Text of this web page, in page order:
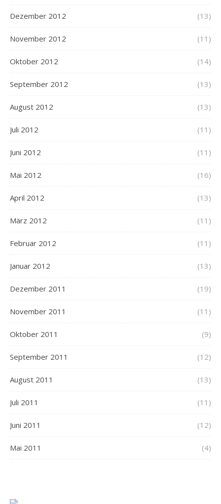
Dezember 2012 (13)
November 2012 (11)
Oktober 2012 (14)
September 2012 (13)
August 2012 (13)
Juli 2012 (11)
Juni 2012 (11)
Mai 2012 (16)
April 2012 (13)
März 2012 (11)
Februar 2012 (11)
Januar 2012 (13)
Dezember 2011 (19)
November 2011 (11)
Oktober 2011 (9)
September 2011 (12)
August 2011 (13)
Juli 2011 (11)
Juni 2011 (12)
Mai 2011 (4)